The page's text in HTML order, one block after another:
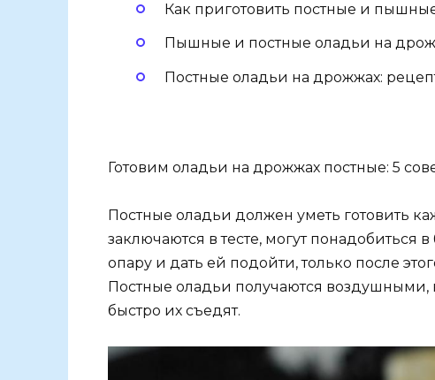
Как приготовить постные и
Пышные и постные оладьи на
Постные оладьи на дрожжах:
Готовим оладьи на дрожжах постные: 5
Постные оладьи должен уметь готовить
заключаются в тесте, могут понадобиться
опару и дать ей подойти, только после
Постные оладьи получаются воздушными,
быстро их съедят.